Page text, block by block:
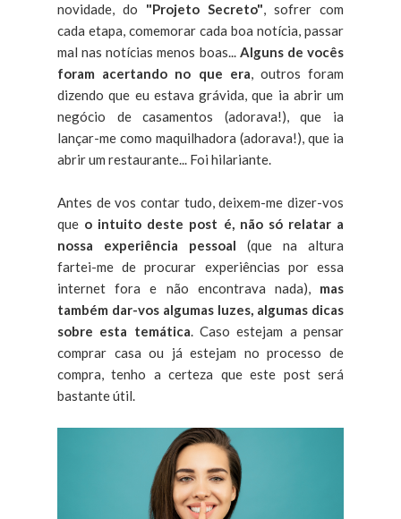
novidade, do "Projeto Secreto", sofrer com
cada etapa, comemorar cada boa notícia, passar
mal nas notícias menos boas... Alguns de vocês
foram acertando no que era, outros foram
dizendo que eu estava grávida, que ia abrir um
negócio de casamentos (adorava!), que ia
lançar-me como maquilhadora (adorava!), que ia
abrir um restaurante... Foi hilariante.
Antes de vos contar tudo, deixem-me dizer-vos
que o intuito deste post é, não só relatar a
nossa experiência pessoal (que na altura
fartei-me de procurar experiências por essa
internet fora e não encontrava nada), mas
também dar-vos algumas luzes, algumas dicas
sobre esta temática. Caso estejam a pensar
comprar casa ou já estejam no processo de
compra, tenho a certeza que este post será
bastante útil.